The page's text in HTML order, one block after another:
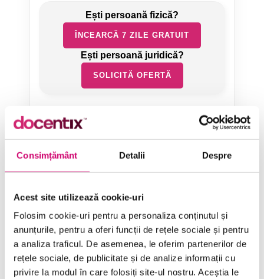
Consimțământ Detalii Despre
Acest site utilizează cookie-uri
Folosim cookie-uri pentru a personaliza conținutul și
anunțurile, pentru a oferi funcții de rețele sociale și pentru
a analiza traficul. De asemenea, le oferim partenerilor de
rețele sociale, de publicitate și de analize informații cu
privire la modul în care folosiți site-ul nostru. Aceștia le
ÎNCEARCĂ 7 ZILE GRATUIT
SOLICITĂ OFERTĂ
Comunicare
Dezvoltare personală și profesională
Finanțe